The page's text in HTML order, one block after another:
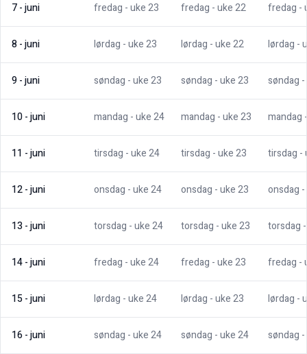
7-juni fredag - uke23 fredag - uke22 fredag -
8-juni lørdag - uke23 lørdag - uke22 lørdag -
9-juni søndag - uke23 søndag - uke23 søndag
10-juni mandag - uke24 mandag - uke23 mandag
11 -juni tirsdag - uke24 tirsdag - uke23 tirsdag -
12-juni onsdag - uke24 onsdag - uke23 onsdag
13 -juni torsdag - uke24 torsdag - uke23 torsdag
14-juni fredag - uke24 fredag - uke23 fredag -
15-juni lørdag - uke24 lørdag - uke23 lørdag -
16-juni søndag - uke24 søndag - uke24 søndag